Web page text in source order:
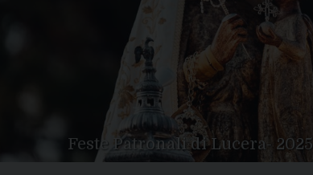
Feste Patronali di Lucera- 2025